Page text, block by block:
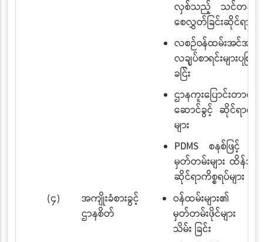
လှစ်သည့် သင်တန်းမျ
စေလွှတ်ခြင်းဆိုင်ရာမျ
လစဉ်ဝန်ထမ်းအင်အား၊
လချုပ်စာရင်းများပြုစုတ
ခြင်း
ဌာနကူးပြောင်းတာဝ
ဆောင်ခွင့် ဆိုင်ရာကိစ္
များ
PDMS စနစ်ဖြင့် ဝ
မှတ်တမ်းများ ထိန်သိမ်း
ဆိုင်ရာကိစ္စရပ်များ
(၄)
အကျိုးခံစားခွင့်
ဌာနစိတ်
ဝန်ထမ်းများ၏ ဝ
မှတ်တမ်းဖိုင်များ ပ
သိမ်း ခြင်း